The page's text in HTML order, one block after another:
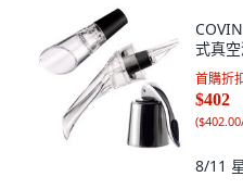
式真
首購折
$402
(
8/11